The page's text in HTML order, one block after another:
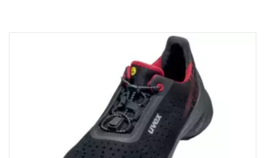
toepassingen in een geoliede omgeving zoals
assemblage van fijne onderdelen, montage.
Beschikbare maten: 7-11. Conform EN388 4.X.4.2, ISO